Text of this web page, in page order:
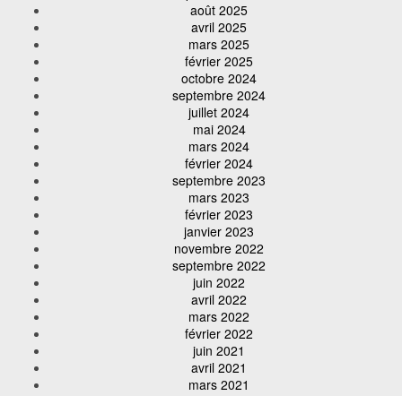
août 2025
avril 2025
mars 2025
février 2025
octobre 2024
septembre 2024
juillet 2024
mai 2024
mars 2024
février 2024
septembre 2023
mars 2023
février 2023
janvier 2023
novembre 2022
septembre 2022
juin 2022
avril 2022
mars 2022
février 2022
juin 2021
avril 2021
mars 2021